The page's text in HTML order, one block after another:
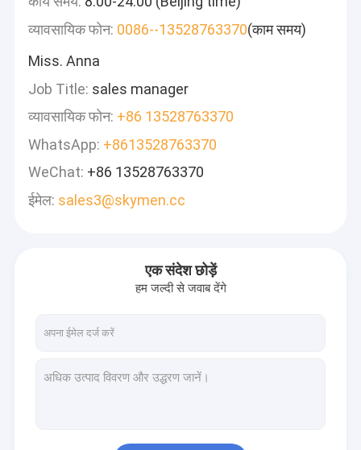
व्यावसायिक फोन: 0086--13528763370(काम समय)
Miss. Anna
Job Title: sales manager
व्यावसायिक फोन: +86 13528763370
WhatsApp: +8613528763370
WeChat: +86 13528763370
ईमेल: sales3@skymen.cc
एक संदेश छोड़ें
हम जल्दी से जवाब देंगे